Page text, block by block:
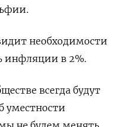
необходимости
инфляции в 2%.
всегда будут
уместности